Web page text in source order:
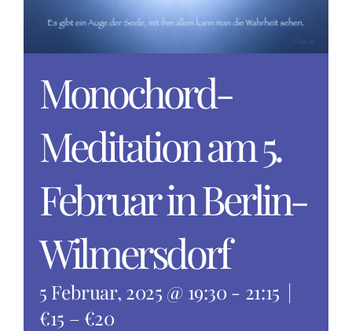
Jetzt buchen
Monochord-
Meditation am 5.
Februar in Berlin-
Wilmersdorf
5 Februar, 2025 @ 19:30 - 21:15 |
€15 – €20